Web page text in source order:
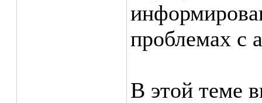
проблемах с
В этой теме